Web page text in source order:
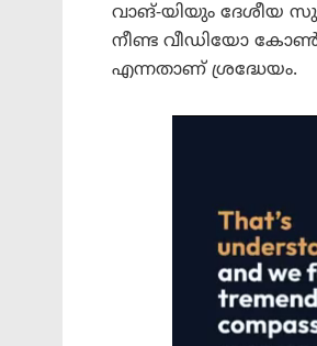
വാങ്-യിയും ദേശീയ
നീണ്ട വീഡിയോ
എന്നതാണ് ശ്രദ്ധേയം.